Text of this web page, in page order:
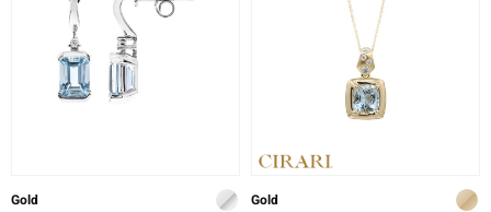
Gold Gold